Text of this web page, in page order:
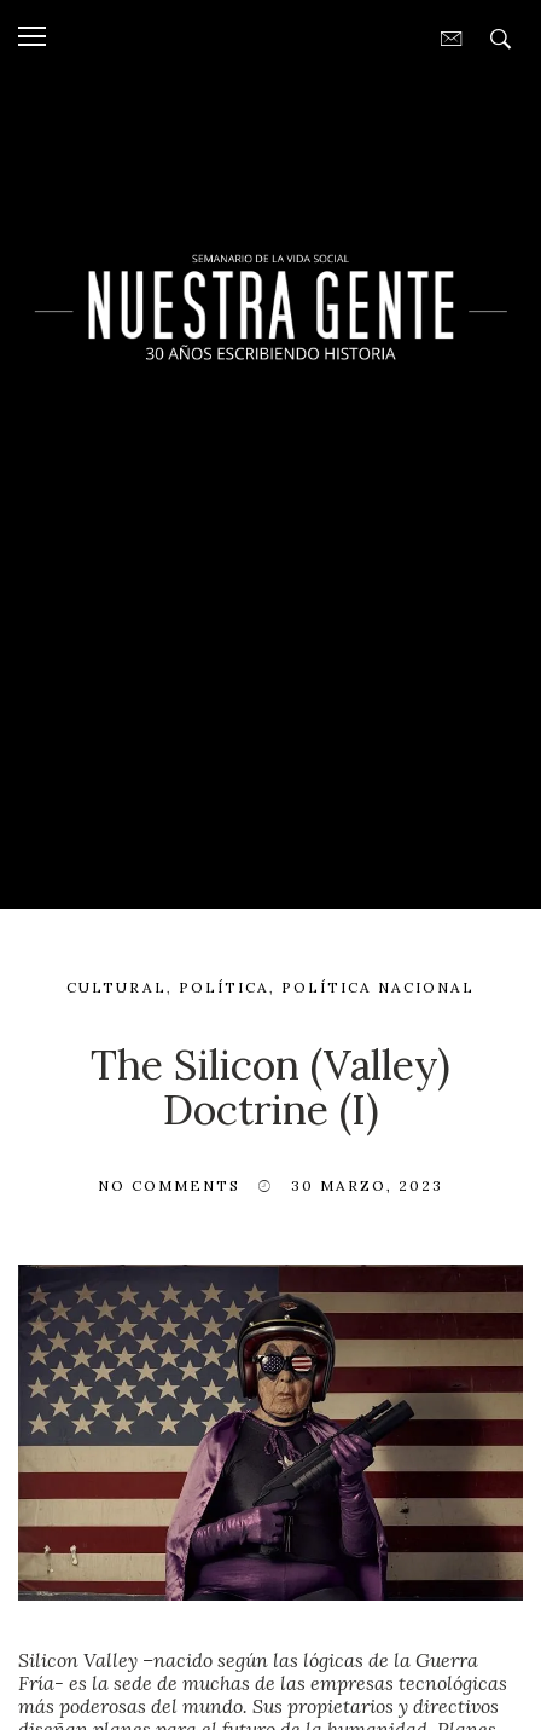
CULTURAL , POLÍTICA , POLÍTICA NACIONAL
The Silicon (Valley)
Doctrine (I)
NO COMMENTS 30 MARZO, 2023
Silicon Valley –nacido según las lógicas de la Guerra
Fría- es la sede de muchas de las empresas tecnológicas
más poderosas del mundo. Sus propietarios y directivos